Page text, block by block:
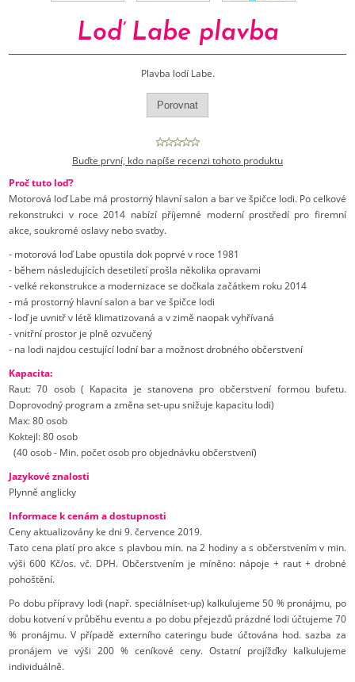
Loď Labe plavba
Plavba lodí Labe.
Buďte první, kdo napíše recenzi tohoto produktu
Proč tuto loď?
Motorová loď Labe má prostorný hlavní salon a bar ve špičce lodi. Po celkové
rekonstrukci v roce 2014 nabízí příjemné moderní prostředí pro firemní
akce, soukromé oslavy nebo svatby.
- motorová loď Labe opustila dok poprvé v roce 1981
- během následujících desetiletí prošla několika opravami
- velké rekonstrukce a modernizace se dočkala začátkem roku 2014
- má prostorný hlavní salon a bar ve špičce lodi
- loď je uvnitř v létě klimatizovaná a v zimě naopak vyhřívaná
- vnitřní prostor je plně ozvučený
- na lodi najdou cestující lodní bar a možnost drobného občerstvení
Kapacita:
Raut: 70 osob ( Kapacita je stanovena pro občerstvení formou bufetu.
Doprovodný program a změna set-upu snižuje kapacitu lodi)
Max: 80 osob
Koktejl: 80 osob
(40 osob - Min. počet osob pro objednávku občerstvení)
Jazykové znalosti
Plynně anglicky
Informace k cenám a dostupnosti
Ceny aktualizovány ke dni 9. července 2019.
Tato cena platí pro akce s plavbou min. na 2 hodiny a s občerstvením v min.
výši 600 Kč/os. vč. DPH. Občerstvením je míněno: nápoje + raut + drobné
pohoštění.
Po dobu přípravy lodi (např. speciálníset-up) kalkulujeme 50 % pronájmu, po
dobu kotvení v průběhu eventu a po dobu přejezdů prázdné lodi účtujeme 70
% pronájmu. V případě externího cateringu bude účtována hod. sazba za
pronájem ve výši 200 % ceníkové ceny. Ostatní projížďky kalkulujeme
individuálně.